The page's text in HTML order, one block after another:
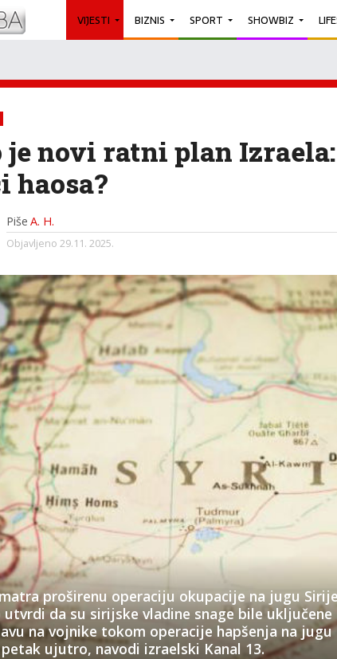
VIJESTI BIZNIS SPORT SHOWBIZ
je novi ratni plan
haosa?
Piše A. H.
Objavljeno 29.11. 2025.
proširenu operaciju okupacije na jugu
da su sirijske vladine snage bile uključene
na vojnike tokom operacije hapšenja na jugu
ujutro, navodi izraelski Kanal 13.